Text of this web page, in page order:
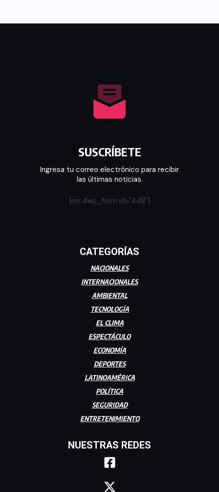
SUSCRÍBETE
Ingresa tu correo electrónico para recibir
las últimas noticias.
[mc4wp_form id="448"]
CATEGORÍAS
NACIONALES
INTERNACIONALES
AMBIENTAL
TECNOLOGÍA
EL CLIMA
ESPECTÁCULO
ECONOMÍA
DEPORTES
LATINOAMÉRICA
POLÍTICA
SEGURIDAD
ENTRETENIMIENTO
NUESTRAS REDES